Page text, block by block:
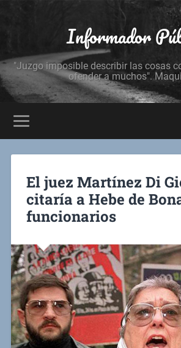
Informador
"Juzgo imposible describir las cosas
ofender a muchos".
El juez Martínez Di
citaría a Hebe de
funcionarios